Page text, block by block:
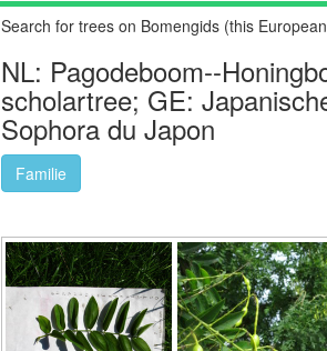
Search for trees on Bomengids (this
NL: Pagodeboom--
scholartree; GE:
Sophora du Japon
Familie